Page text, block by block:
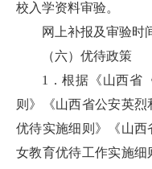
校入学资料审验。
网上补报及审验时
（六）优待政策
1．根据《山西省
则》《山西省公安英
优待实施细则》《山
女教育优待工作实施